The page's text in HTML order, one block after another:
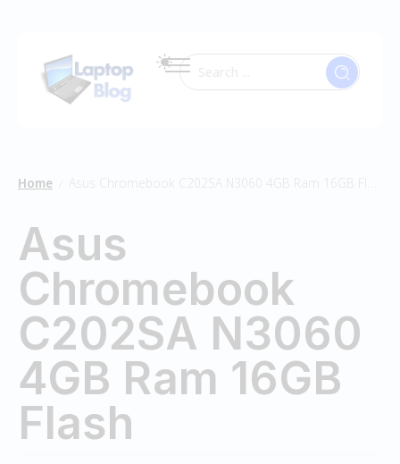
Home Asus Chromebook C202SA N3060 4GB Ram 16GB Flash
Asus
Chromebook
C202SA N3060
4GB Ram 16GB
Flash